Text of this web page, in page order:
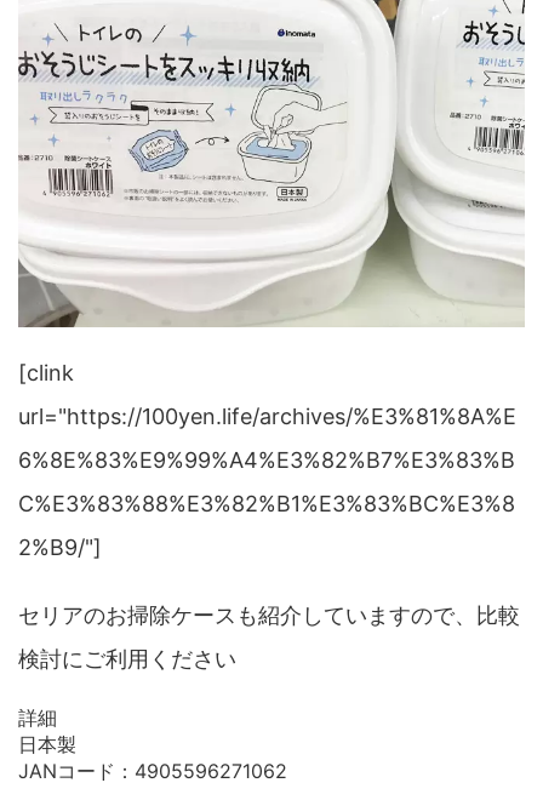
[clink
url="https://100yen.life/archives/%E3%81%8A%E
6%8E%83%E9%99%A4%E3%82%B7%E3%83%B
C%E3%83%88%E3%82%B1%E3%83%BC%E3%8
2%B9/"]
セリアのお掃除ケースも紹介していますので、比較
検討にご利用ください
詳細
日本製
JANコード：4905596271062